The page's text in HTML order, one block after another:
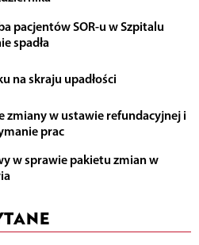
pacjentów SOR-u w Szpitalu
spadła
na skraju upadłości
zmiany w ustawie refundacyjnej i
prac
w sprawie pakietu zmian w